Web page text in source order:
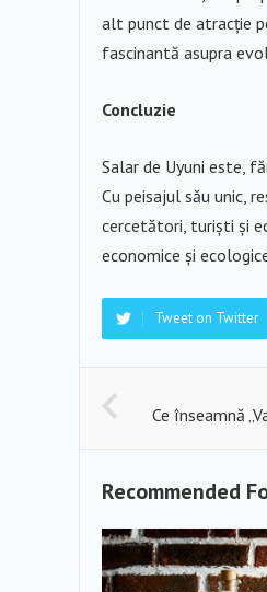
alt punct de atracție
fascinantă asupra
Concluzie
Salar de Uyuni este,
Cu peisajul său unic,
cercetători, turiști și
economice și
Tweet on Twitter
Ce înseamnă
Recommended